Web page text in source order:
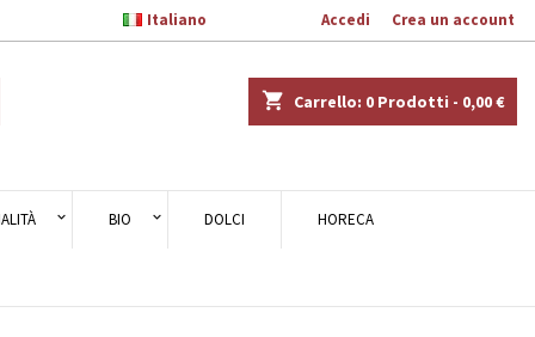
Accedi Crea un account
Italiano
shopping_cart Carrello: 0 Prodotti - 0,00 €
BIO DOLCI HORECA